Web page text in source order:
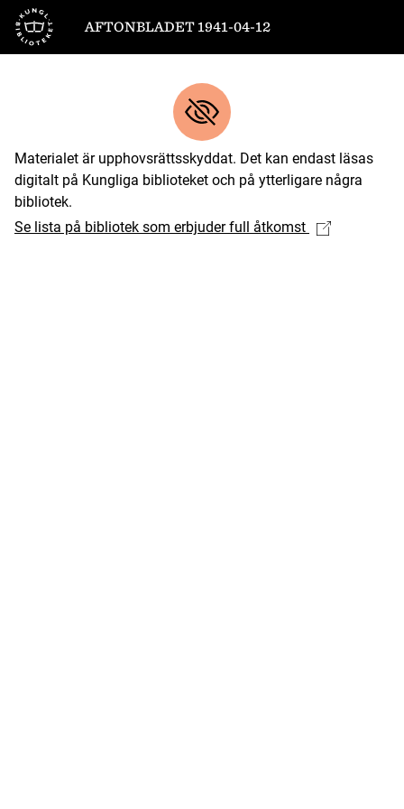
Till startsidan
AFTONBLADET 1941-04-12
Materialet är upphovsrättsskyddat. Det kan endast läsas
digitalt på Kungliga biblioteket och på ytterligare några
bibliotek.
Se lista på bibliotek som erbjuder full åtkomst